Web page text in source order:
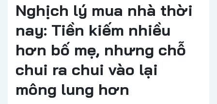
Nghịch lý mua nhà thời
nay: Tiền kiếm nhiều
hơn bố mẹ, nhưng chỗ
chui ra chui vào lại
mông lung hơn